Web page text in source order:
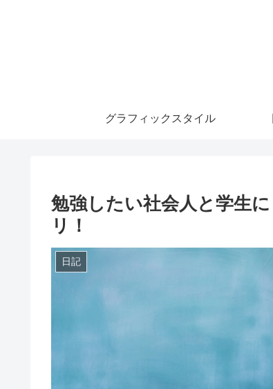
グラフィックスタイル
勉強したい社会人と学生
リ！
日記